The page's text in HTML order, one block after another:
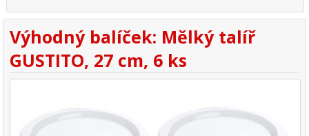
Výhodný balíček: Mělký talíř
GUSTITO, 27 cm, 6 ks